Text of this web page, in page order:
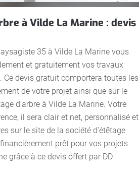
à Vilde La Marine : devis
35 à Vilde La Marine vous
et gratuitement vos travaux
Ce devis gratuit comportera toutes les
de votre projet ainsi que sur le
d’arbre à Vilde La Marine. Votre
il sera clair et net, personnalisé et
sur le site de la société d’étêtage
prêt pour vos projets
grâce à ce devis offert par DD